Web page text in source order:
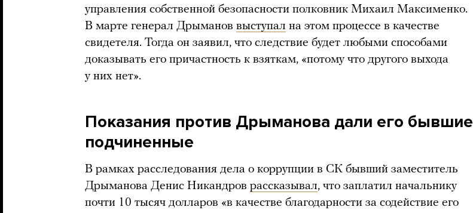
управления собственной безопасности полковник Михаил Максименко.
В марте генерал Дрыманов выступал на этом процессе в качестве
свидетеля. Тогда он заявил, что следствие будет любыми способами
доказывать его причастность к взяткам, «потому что другого выхода
у них нет».
Показания против Дрыманова дали его бывшие
подчиненные
В рамках расследования дела о коррупции в СК бывший заместитель
Дрыманова Денис Никандров рассказывал, что заплатил начальнику
почти 10 тысяч долларов «в качестве благодарности за содействие его